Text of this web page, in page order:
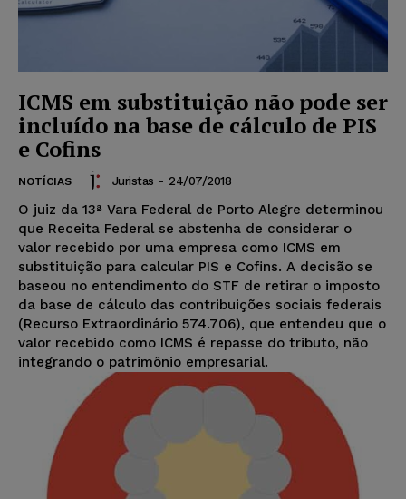
ICMS em substituição não pode ser
incluído na base de cálculo de PIS
e Cofins
NOTÍCIAS Juristas - 24/07/2018
O juiz da 13ª Vara Federal de Porto Alegre determinou
que Receita Federal se abstenha de considerar o
valor recebido por uma empresa como ICMS em
substituição para calcular PIS e Cofins. A decisão se
baseou no entendimento do STF de retirar o imposto
da base de cálculo das contribuições sociais federais
(Recurso Extraordinário 574.706), que entendeu que o
valor recebido como ICMS é repasse do tributo, não
integrando o patrimônio empresarial.